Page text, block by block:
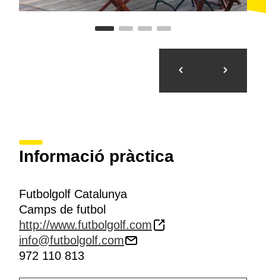
Informació pràctica
Futbolgolf Catalunya
Camps de futbol
http://www.futbolgolf.com
info@futbolgolf.com
972 110 813